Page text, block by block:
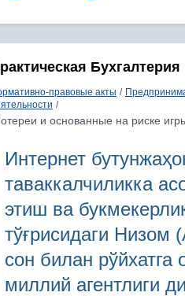
Бухгалтерия
правовые акты /
/
и основанные на риске
Интернет
таваккалчиликка
этиш ва
тўғрисидаги Низом
сон билан рўйхатга
миллий агентлиги